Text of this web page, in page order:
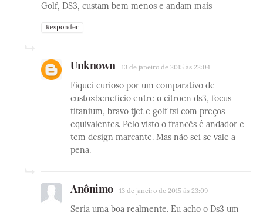
Golf, DS3, custam bem menos e andam mais
Responder
Unknown 13 de janeiro de 2015 às 22:04
Fiquei curioso por um comparativo de
custo×beneficio entre o citroen ds3, focus
titanium, bravo tjet e golf tsi com preços
equivalentes. Pelo visto o francês é andador e
tem design marcante. Mas não sei se vale a
pena.
Anônimo 13 de janeiro de 2015 às 23:09
Seria uma boa realmente. Eu acho o Ds3 um